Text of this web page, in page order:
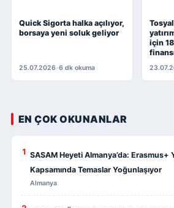
Quick Sigorta halka açılıyor,
borsaya yeni soluk geliyor
25.07.2026•6 dk okuma
için
EN ÇOK OKUNANLAR
1 SASAM Heyeti Almanya’da: Erasmus+
Kapsamında Temaslar Yoğunlaşıyor
Almanya